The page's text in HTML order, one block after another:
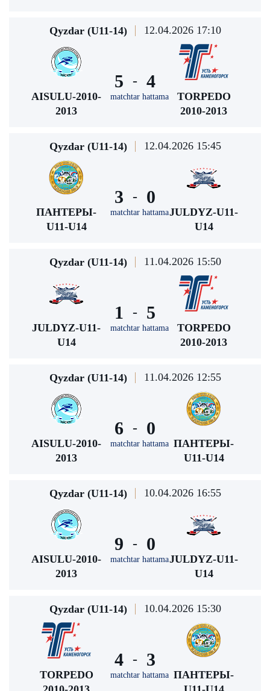
Qyzdar (U11-14) 12.04.2026 17:10
AISULU-2010-
2013
5 -
matchtar hattama
4
TORPEDO
2010-2013
Qyzdar (U11-14) 12.04.2026 15:45
ПАНТЕРЫ-
U11-U14
3 -
matchtar hattama
0
JULDYZ-U11-
U14
Qyzdar (U11-14) 11.04.2026 15:50
JULDYZ-U11-
U14
1 -
matchtar hattama
5
TORPEDO
2010-2013
Qyzdar (U11-14) 11.04.2026 12:55
AISULU-2010-
2013
6 -
matchtar hattama
0
ПАНТЕРЫ-
U11-U14
Qyzdar (U11-14) 10.04.2026 16:55
AISULU-2010-
2013
9 -
matchtar hattama
0
JULDYZ-U11-
U14
Qyzdar (U11-14) 10.04.2026 15:30
TORPEDO
4 -
matchtar hattama
3
ПАНТЕРЫ-